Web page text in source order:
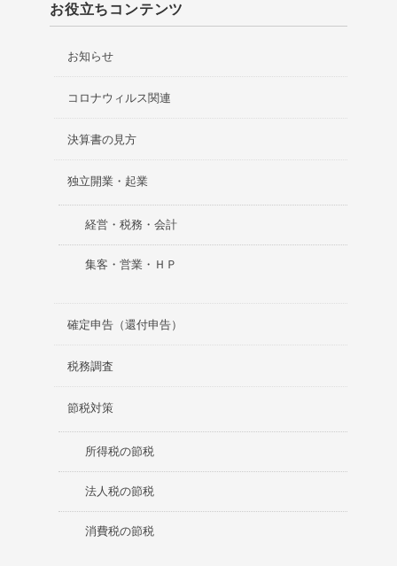
お役立ちコンテンツ
お知らせ
コロナウィルス関連
決算書の見方
独立開業・起業
経営・税務・会計
集客・営業・ＨＰ
確定申告（還付申告）
税務調査
節税対策
所得税の節税
法人税の節税
消費税の節税